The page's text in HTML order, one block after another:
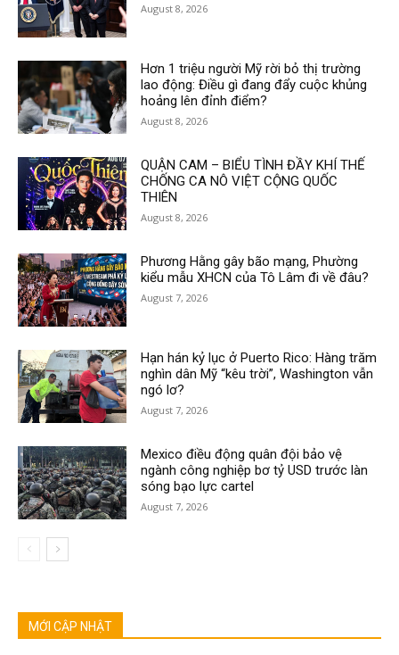
August 8, 2026
Hơn 1 triệu người Mỹ rời bỏ thị trường
lao động: Điều gì đang đẩy cuộc khủng
hoảng lên đỉnh điểm?
August 8, 2026
QUẬN CAM – BIỂU TÌNH ĐẦY KHÍ THẾ
CHỐNG CA NÔ VIỆT CỘNG QUỐC
THIÊN
August 8, 2026
Phương Hằng gây bão mạng, Phường
kiểu mẫu XHCN của Tô Lâm đi về đâu?
August 7, 2026
Hạn hán kỷ lục ở Puerto Rico: Hàng trăm
nghìn dân Mỹ “kêu trời”, Washington vẫn
ngó lơ?
August 7, 2026
Mexico điều động quân đội bảo vệ
ngành công nghiệp bơ tỷ USD trước làn
sóng bạo lực cartel
August 7, 2026
MỚI CẬP NHẬT